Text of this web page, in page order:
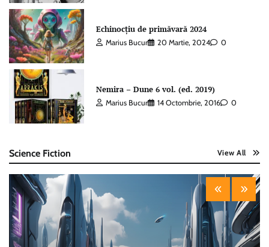
Echinocțiu de primăvară 2024
Marius Bucur 20 Martie, 2024 0
Nemira – Dune 6 vol. (ed. 2019)
Marius Bucur 14 Octombrie, 2016 0
Science Fiction View All